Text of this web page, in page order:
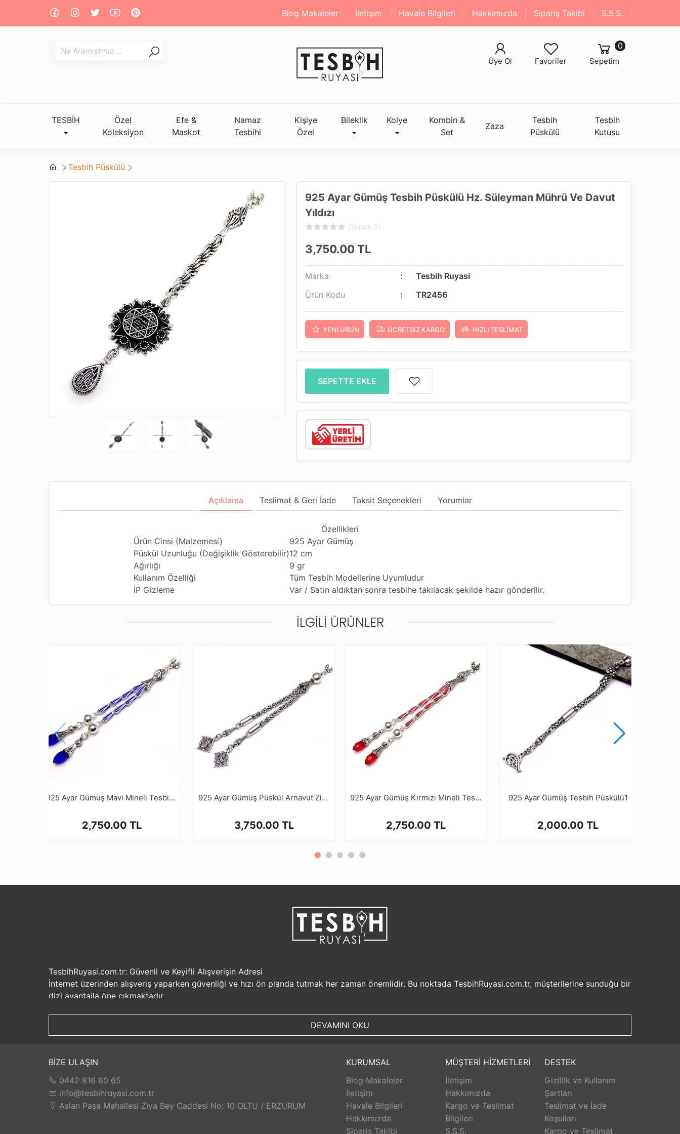
Blog Makaleler İletişim Havale Bilgileri Hakkımızda Sipariş Takibi S.S.S.
Sepetim
0
Favoriler
Üye Ol
TESBİH
Özel
Koleksiyon
Efe &
Maskot
Namaz
Tesbihi
Kişiye
Özel
Bileklik Kolye
Kombin &
Set
Zaza
Tesbih
Püskülü
Tesbih
Kutusu
Tesbih Püskülü
925 Ayar Gümüş Tesbih Püskülü Hz. Süleyman Mührü Ve Davut
Yıldızı
(Yorum 0)
3,750.00TL
Marka
Tesbih Ruyasi
Ürün Kodu
TR2456
YENI ÜRÜN ÜCRETSIZ KARGO HIZLI TESLIMAT
SEPETTE EKLE
Açıklama Teslimat & Geri İade Taksit Seçenekleri Yorumlar
Özellikleri
Ürün Cinsi (Malzemesi)
925 Ayar Gümüş
Püskül Uzunluğu (Değişiklik Gösterebilir)12 cm
Ağırlığı
9 gr
Kullanım Özelliği
Tüm Tesbih Modellerine Uyumludur
İP Gizleme
Var / Satın aldıktan sonra tesbihe takılacak şekilde hazır gönderilir.
İLGILI ÜRÜNLER
925 Ayar Gümüş Mavi Mineli Tesbih Püskülü
2,750.00 TL
925 Ayar Gümüş Püskül Arnavut Zincir
3,750.00 TL
925 Ayar Gümüş Kırmızı Mineli Tesbih Püskülü
2,750.00 TL
925 Ayar Gümüş Tesbih Püskülü1
2,000.00 TL
TesbihRuyasi.com.tr: Güvenli ve Keyifli Alışverişin Adresi
İnternet üzerinden alışveriş yaparken güvenliği ve hızı ön planda tutmak her zaman önemlidir. Bu noktada TesbihRuyasi.com.tr, müşterilerine sunduğu bir
dizi avantajla öne çıkmaktadır.
seçenekleri ile rahatça alışveriş yapabilirsiniz. Sizin için değerli olan bilgilerin güvende olduğunu bilerek, alışveriş deneyiminizi keyifli hale getirebilirsiniz.
Hızlı Kargo Hizmeti: Sipariş verdiğiniz ürünler, aynı gün kargolanarak size hızlı bir şekilde ulaştırılır. Bu sayede beklemek zorunda kalmadan istediğiniz
İade ve Değişim İmkanı: Memnuniyetsizlik durumunda TesbihRuyasi.com.tr,
ve değişim imkanı sunar. Aldığınız ürünü beğenmez veya istediğiniz gibi
değilse, kolayca iade edebilir veya değişim yapabilirsiniz. Bu sayede alışveriş deneyiminizde herhangi bir risk olmadan istediğiniz ürünü seçebilirsiniz.
Satış Sonrası Destek: TesbihRuyasi.com.tr, satın aldığınız ürünlerin arkasında durur ve satış sonrası destek sunar. Ürünlerle ilgili herhangi bir sorun
yaşarsanız veya yardıma ihtiyacınız olursa, müşteri hizmetleri ekibi size yardımcı olacaktır. Bu sayede alışverişinizin her aşamasında destek alabilirsiniz.
TesbihRuyasi.com.tr güvenli, hızlı ve müşteri odaklı bir alışveriş deneyimi sunar. Siz de bu avantajlardan yararlanarak keyifli bir alışveriş yapabilirsiniz.
DEVAMINI OKU
BİZE ULAŞIN
0442 816 60 65
info@tesbihruyasi.com.tr
Aslan Paşa Mahallesi Ziya Bey Caddesi No: 10 OLTU / ERZURUM
KURUMSAL
Blog Makaleler
İletişim
Havale Bilgileri
Hakkımızda
Sipariş Takibi
MÜŞTERİ HİZMETLERİ
İletişim
Hakkımızda
Kargo ve Teslimat
Bilgileri
S.S.S.
DESTEK
Gizlilik ve Kullanım
Şartları
Teslimat ve İade
Koşulları
Kargo ve Teslimat